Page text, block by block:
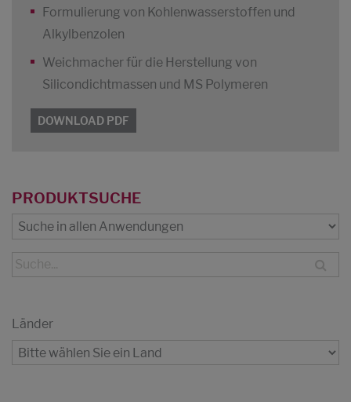
Formulierung von Kohlenwasserstoffen und
Alkylbenzolen
Weichmacher für die Herstellung von
Silicondichtmassen und MS Polymeren
DOWNLOAD PDF
PRODUKTSUCHE
Länder